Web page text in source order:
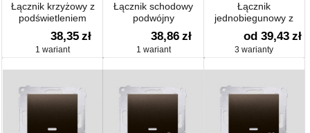
Łącznik krzyżowy z
podświetleniem
38,35 zł
1 wariant
Łącznik schodowy
podwójny
38,86 zł
1 wariant
Łącznik
jednobiegunowy z
podświetleniem LED
(moduł) 16 AX
od 39,43 zł
3 warianty